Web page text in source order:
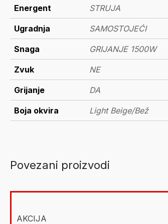
Energent STRUJA
Ugradnja SAMOSTOJEĆI
Snaga GRIJANJE 1500W
Zvuk NE
Grijanje DA
Boja okvira Light Beige/Bež
Povezani proizvodi
AKCIJA